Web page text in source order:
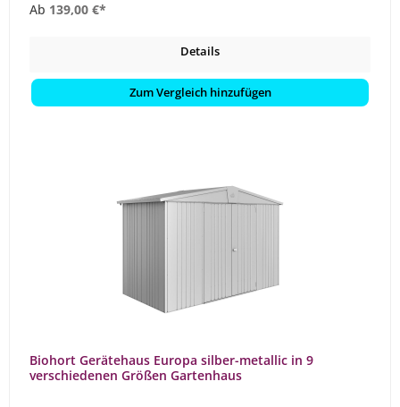
Ab 139,00 €*
Details
Zum Vergleich hinzufügen
Biohort Gerätehaus Europa silber-metallic in 9
verschiedenen Größen Gartenhaus